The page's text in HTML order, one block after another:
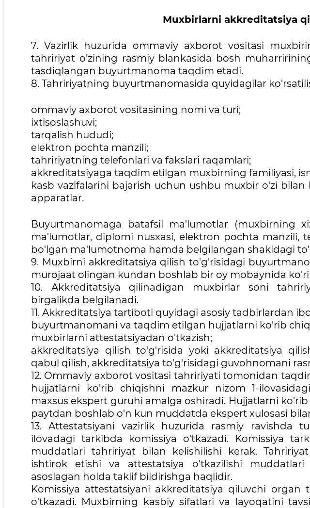
Muxbirlarni akkreditatsiya
7. Vazirlik huzurida ommaviy axborot vositasi
tahririyat o'zining rasmiy blankasida bosh
tasdiqlangan buyurtmanoma taqdim etadi.
8. Tahririyatning buyurtmanomasida quyidagilar
ommaviy axborot vositasining nomi va turi;
ixtisoslashuvi;
tarqalish hududi;
elektron pochta manzili;
tahririyatning telefonlari va fakslari raqamlari;
akkreditatsiyaga taqdim etilgan muxbirning familiyasi,
kasb vazifalarini bajarish uchun ushbu muxbir o'zi
apparatlar.
Buyurtmanomaga batafsil ma'lumotlar (muxbirning
ma'lumotlar, diplomi nusxasi, elektron pochta manzili,
bo'lgan ma'lumotnoma hamda belgilangan shakldagi
9. Muxbirni akkreditatsiya qilish to'g'risidagi
murojaat olingan kundan boshlab bir oy mobaynida
10. Akkreditatsiya qilinadigan muxbirlar soni
birgalikda belgilanadi.
11. Akkreditatsiya tartiboti quyidagi asosiy tadbirlardan
buyurtmanomani va taqdim etilgan hujjatlarni ko'rib
muxbirlarni attestatsiyadan o'tkazish;
akkreditatsiya qilish to'g'risida yoki akkreditatsiya
qabul qilish, akkreditatsiya to'g'risidagi guvohnomani
12. Ommaviy axborot vositasi tahririyati tomonidan
hujjatlarni ko'rib chiqishni mazkur nizom 1-
maxsus ekspert guruhi amalga oshiradi. Hujjatlarni
paytdan boshlab o'n kun muddatda ekspert xulosasi
13. Attestatsiyani vazirlik huzurida rasmiy ravishda
ilovadagi tarkibda komissiya o'tkazadi. Komissiya
muddatlari tahririyat bilan kelishilishi kerak.
ishtirok etishi va attestatsiya o'tkazilishi muddatlari
asoslagan holda taklif bildirishga haqlidir.
Komissiya attestatsiyani akkreditatsiya qiluvchi organ
o'tkazadi. Muxbirning kasbiy sifatlari va layoqatini